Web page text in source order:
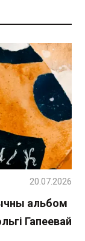
альбом
Гапеевай
20.07.2026